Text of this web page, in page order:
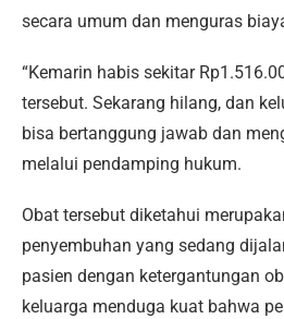
secara umum dan menguras
“Kemarin habis sekitar
tersebut. Sekarang hilang, dan
bisa bertanggung jawab dan
melalui pendamping hukum.
Obat tersebut diketahui
penyembuhan yang sedang
pasien dengan ketergantungan
keluarga menduga kuat bahwa